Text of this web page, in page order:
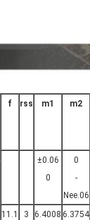
f rss m1 m2
±0.06
0
0
-
Nee.06
11.1 3 6.4008 6.3754